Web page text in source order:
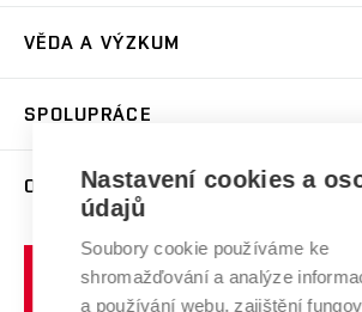
Sport na VUT
Dny otevřených dveří
Celoživotní vzdělávání
E-přihláška
Harmonogram akademického roku
Závěrečné práce
Doktorské studium
Zpracování osobních údajů studentů
Sociální bezpečí
Studium bez bariér
Podpora podnikání
VĚDA A VÝZKUM
Mezinárodní vědecká rada
Systém zajišťování kvality výzkumu
Výzkumné infrastruktury
Transfer znalostí
SPOLUPRÁCE
Zahraniční spolupráce
Spolupráce se školami
Služby univerzity
O UNIVERZITĚ
Profil univerzity
Udržitelná univerzita
Nastavení cookies a
údajů
Soubory cookie používáme ke
shromažďování a analýze
a používání webu, zajištění